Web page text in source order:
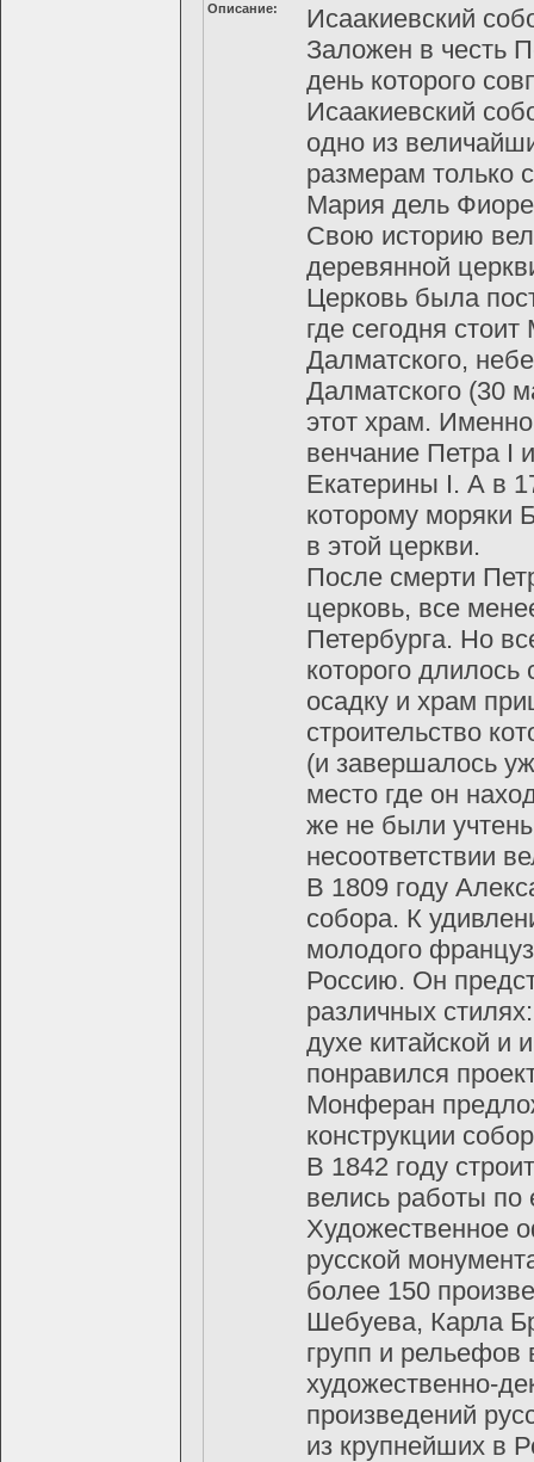
Описание:
Исаакиевский
Заложен в честь
день которого
Исаакиевский
одно из
размерам только
Мария дель
Свою историю
деревянной
Церковь была
где сегодня
Далматского,
Далматского (30
этот храм.
венчание Петра I
Екатерины I. А в
которому моряки
в этой церкви.
После смерти
церковь, все
Петербурга. Но
которого
осадку и храм
строительство
(и завершалось
место где он
же не были
несоответствии
В 1809 году
собора. К
молодого
Россию. Он
различных
духе китайской и
понравился
Монферан
конструкции
В 1842 году
велись работы по
Художественное
русской
более 150
Шебуева, Карла
групп и
художественно-
произведений
из крупнейших в